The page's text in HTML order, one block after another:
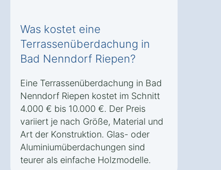
Was kostet eine
Terrassenüberdachung in
Bad Nenndorf Riepen?
Eine Terrassenüberdachung in Bad
Nenndorf Riepen kostet im Schnitt
4.000 € bis 10.000 €. Der Preis
variiert je nach Größe, Material und
Art der Konstruktion. Glas- oder
Aluminiumüberdachungen sind
teurer als einfache Holzmodelle.